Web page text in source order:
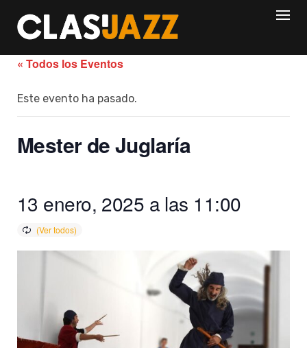
content
« Todos los Eventos
Este evento ha pasado.
Mester de Juglaría
13 enero, 2025 a las 11:00